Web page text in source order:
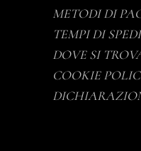
METODI DI
TEMPI DI
DOVE SI
COOKIE